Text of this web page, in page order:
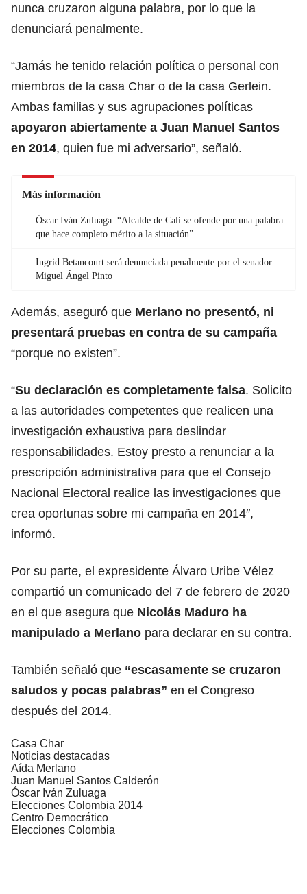
nunca cruzaron alguna palabra, por lo que la
denunciará penalmente.
“Jamás he tenido relación política o personal con
miembros de la casa Char o de la casa Gerlein.
Ambas familias y sus agrupaciones políticas
apoyaron abiertamente a Juan Manuel Santos
en 2014, quien fue mi adversario”, señaló.
Más información
Óscar Iván Zuluaga: “Alcalde de Cali se ofende por una palabra
que hace completo mérito a la situación”
Ingrid Betancourt será denunciada penalmente por el senador
Miguel Ángel Pinto
Además, aseguró que Merlano no presentó, ni
presentará pruebas en contra de su campaña
“porque no existen”.
“Su declaración es completamente falsa. Solicito
a las autoridades competentes que realicen una
investigación exhaustiva para deslindar
responsabilidades. Estoy presto a renunciar a la
prescripción administrativa para que el Consejo
Nacional Electoral realice las investigaciones que
crea oportunas sobre mi campaña en 2014″,
informó.
Por su parte, el expresidente Álvaro Uribe Vélez
compartió un comunicado del 7 de febrero de 2020
en el que asegura que Nicolás Maduro ha
manipulado a Merlano para declarar en su contra.
También señaló que “escasamente se cruzaron
saludos y pocas palabras” en el Congreso
después del 2014.
Casa Char
Noticias destacadas
Aída Merlano
Juan Manuel Santos Calderón
Óscar Iván Zuluaga
Elecciones Colombia 2014
Centro Democrático
Elecciones Colombia